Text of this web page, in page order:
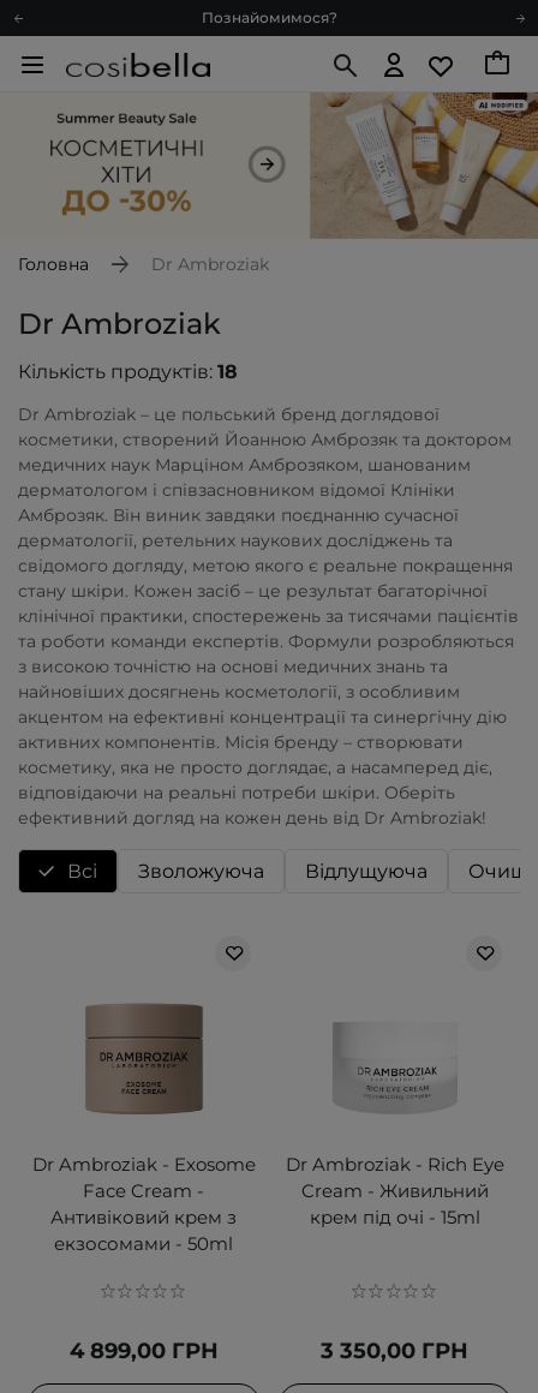
Доставка з любов'ю
Подарункові картки
Рекомендуй нас і отримуй ще більше балів
Запитай косметолога
Доставка з любов'ю
Головна Dr Ambroziak
Dr Ambroziak
Кількість продуктів: 18
Dr Ambroziak – це польський бренд доглядової
косметики, створений Йоанною Амброзяк та доктором
медичних наук Марціном Амброзяком, шанованим
дерматологом і співзасновником відомої Клініки
Амброзяк. Він виник завдяки поєднанню сучасної
дерматології, ретельних наукових досліджень та
свідомого догляду, метою якого є реальне покращення
стану шкіри. Кожен засіб – це результат багаторічної
клінічної практики, спостережень за тисячами пацієнтів
та роботи команди експертів. Формули розробляються
з високою точністю на основі медичних знань та
найновіших досягнень косметології, з особливим
акцентом на ефективні концентрації та синергічну дію
активних компонентів. Місія бренду – створювати
косметику, яка не просто доглядає, а насамперед діє,
відповідаючи на реальні потреби шкіри. Оберіть
ефективний догляд на кожен день від Dr Ambroziak!
Всі Зволожуюча Відлущуюча
Dr Ambroziak - Exosome
Face Cream -
Антивіковий крем з
екзосомами - 50ml
4 899,00 ГРН
Dr Ambroziak - Rich Eye
Cream - Живильний
крем під очі - 15ml
3 350,00 ГРН